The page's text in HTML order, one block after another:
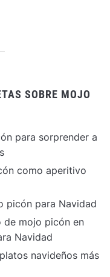
SOBRE MOJO
para sorprender a
como aperitivo
picón para Navidad
de mojo picón en
Navidad
navideños más